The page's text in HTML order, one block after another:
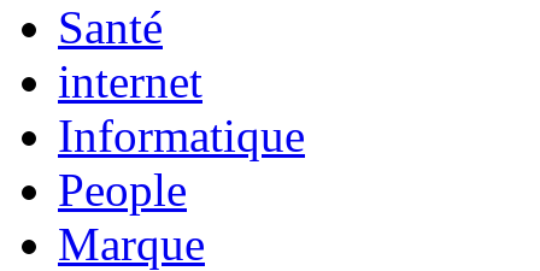
Santé
internet
Informatique
People
Marque